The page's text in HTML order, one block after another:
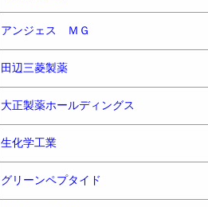
アンジェス ＭＧ
田辺三菱製薬
大正製薬ホールディングス
生化学工業
グリーンペプタイド